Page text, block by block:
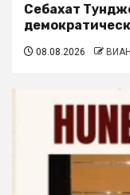
Себахат
08.08.2026 ВИАН